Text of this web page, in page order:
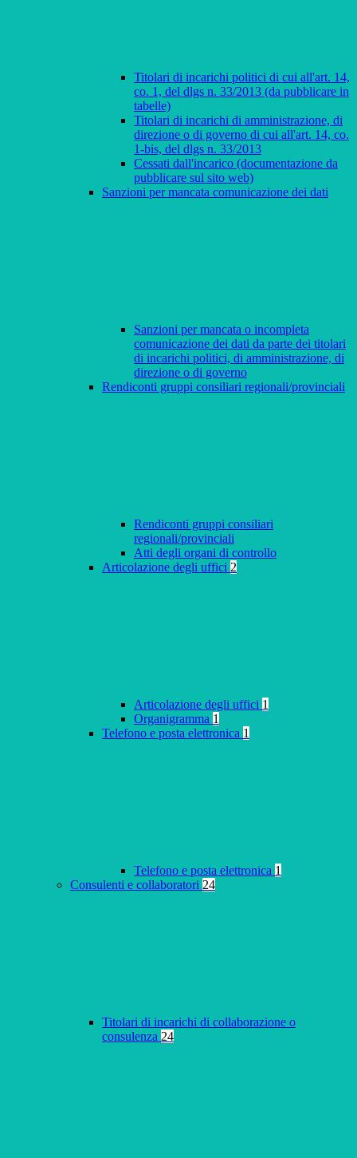
Titolari di incarichi politici di cui all'art. 14,
co. 1, del dlgs n. 33/2013 (da pubblicare in
tabelle)
Titolari di incarichi di amministrazione, di
direzione o di governo di cui all'art. 14, co.
1-bis, del dlgs n. 33/2013
Cessati dall'incarico (documentazione da
pubblicare sul sito web)
Sanzioni per mancata comunicazione dei dati
Sanzioni per mancata o incompleta
comunicazione dei dati da parte dei titolari
di incarichi politici, di amministrazione, di
direzione o di governo
Rendiconti gruppi consiliari regionali/provinciali
Rendiconti gruppi consiliari
regionali/provinciali
Atti degli organi di controllo
Articolazione degli uffici 2
Articolazione degli uffici 1
Organigramma 1
Telefono e posta elettronica 1
Telefono e posta elettronica 1
Consulenti e collaboratori 24
Titolari di incarichi di collaborazione o
consulenza 24